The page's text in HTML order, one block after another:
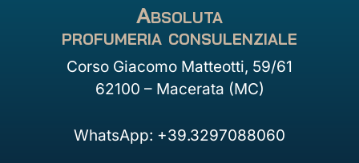
Absoluta
profumeria consulenziale
Corso Giacomo Matteotti, 59/61
62100 – Macerata (MC)
WhatsApp: +39.3297088060